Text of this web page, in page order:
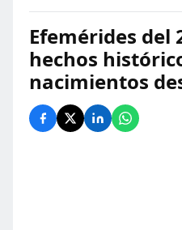
Efemérides del
hechos
nacimientos